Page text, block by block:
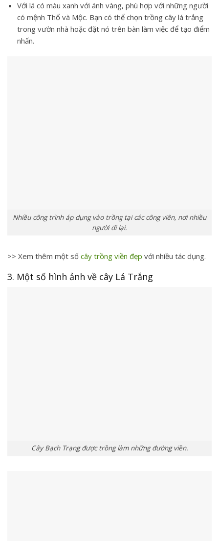
Với lá có màu xanh với ánh vàng, phù hợp với những người
có mệnh Thổ và Mộc. Bạn có thể chọn trồng cây lá trắng
trong vườn nhà hoặc đặt nó trên bàn làm việc để tạo điểm
nhấn.
Nhiều công trình áp dụng vào trồng tại các công viên, nơi nhiều
người đi lại.
>> Xem thêm một số cây trồng viền đẹp với nhiều tác dụng.
3. Một số hình ảnh về cây Lá Trắng
Cây Bạch Trạng được trồng làm những đường viền.